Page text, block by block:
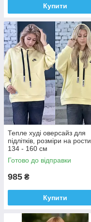
Купити
Тепле худі оверсайз для
підлітків, розміри на рости
134 - 160 см
Готово до відправки
985 ₴
Купити